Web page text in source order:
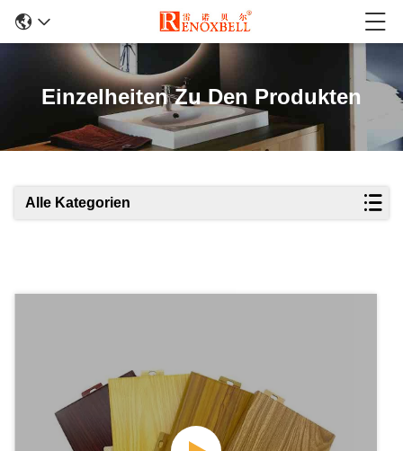
Einzelheiten Zu Den Produkten
Alle Kategorien